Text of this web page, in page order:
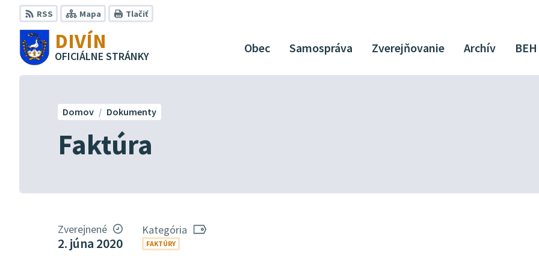
Preskočiť
na
obsah
RSS Mapa Tlačiť
DIVÍN
OFICIÁLNE STRÁNKY
Obec Samospráva Zverejňovanie Archív BEH
Faktúra
Domov Dokumenty
Zverejnené
2. júna 2020
Kategória
FAKTÚRY